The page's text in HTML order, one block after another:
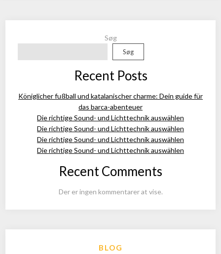
Søg
Søg
Recent Posts
Königlicher fußball und katalanischer charme: Dein guide für
das barca-abenteuer
Die richtige Sound- und Lichttechnik auswählen
Die richtige Sound- und Lichttechnik auswählen
Die richtige Sound- und Lichttechnik auswählen
Die richtige Sound- und Lichttechnik auswählen
Recent Comments
Der er ingen kommentarer at vise.
BLOG